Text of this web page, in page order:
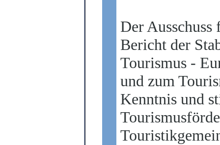
Der
Bericht der
Tourismus -
und zum
Kenntnis und